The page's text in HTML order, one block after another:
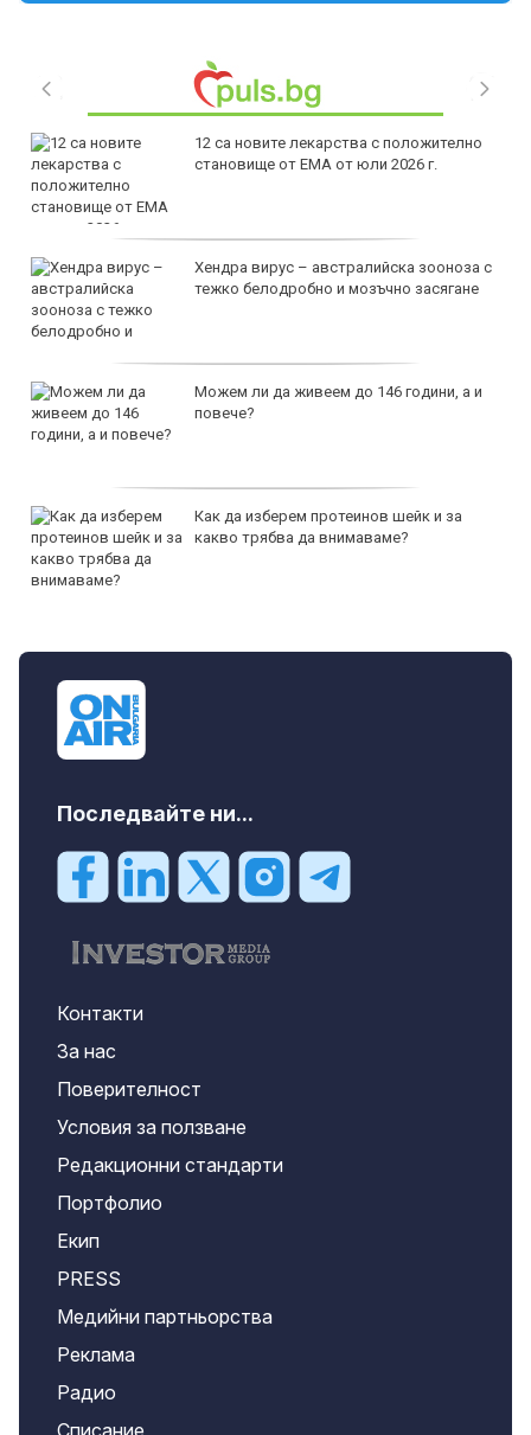
12 са новите лекарства с положително
становище от ЕМА от юли 2026 г.
Хендра вирус – австралийска зооноза с
тежко белодробно и мозъчно засягане
Можем ли да живеем до 146 години, а и
повече?
Как да изберем протеинов шейк и за
какво трябва да внимаваме?
Последвайте ни...
Контакти
За нас
Поверителност
Условия за ползване
Редакционни стандарти
Портфолио
Екип
PRESS
Медийни партньорства
Реклама
Радио